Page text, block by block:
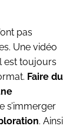
pas
Une vidéo
est toujours
Faire du
s’immerger
. Ainsi